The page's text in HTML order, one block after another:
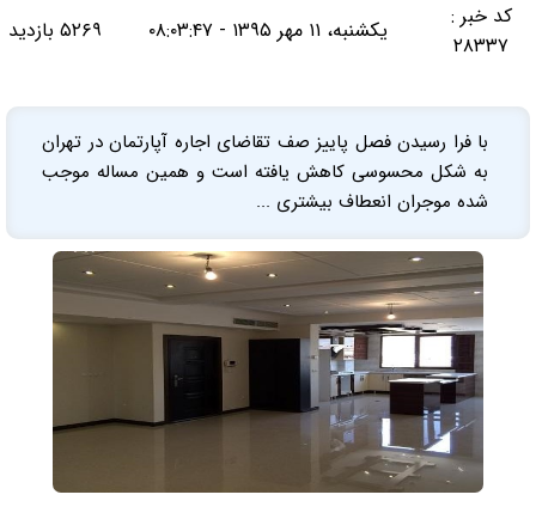
کد خبر :
۲۸۳۳۷
یکشنبه، ۱۱ مهر ۱۳۹۵ - ۰۸:۰۳:۴۷ ۵۲۶۹ بازدید
با فرا رسیدن فصل پاییز صف تقاضای اجاره آپارتمان در تهران
به شکل محسوسی کاهش یافته است و همین مساله موجب
شده موجران انعطاف بیشتری ...